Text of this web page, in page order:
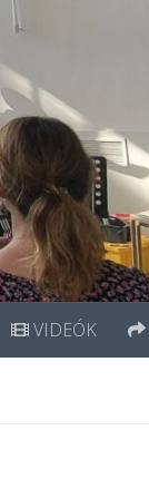
VIDEÓK